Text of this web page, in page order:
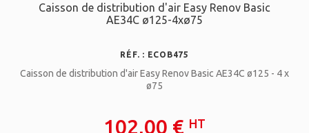
Caisson de distribution d'air Easy Renov Basic
AE34C ø125-4xø75
RÉF. : ECOB475
Caisson de distribution d'air Easy Renov Basic AE34C ø125 - 4 x
ø75
102,00 € HT